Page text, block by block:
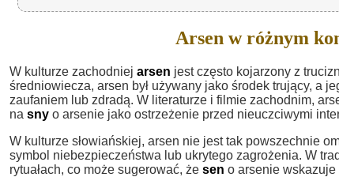
Arsen w różnym
W kulturze zachodniej arsen jest często kojarzony z
średniowiecza, arsen był używany jako środek trujący, a
zaufaniem lub zdradą. W literaturze i filmie zachodnim,
na sny o arsenie jako ostrzeżenie przed nieuczciwymi
W kulturze słowiańskiej, arsen nie jest tak powszechnie
symbol niebezpieczeństwa lub ukrytego zagrożenia. W
rytuałach, co może sugerować, że sen o arsenie wskazuje